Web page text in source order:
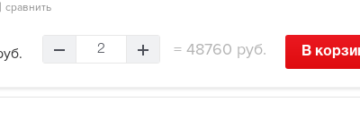
сравнить
2 = 48760 руб. В